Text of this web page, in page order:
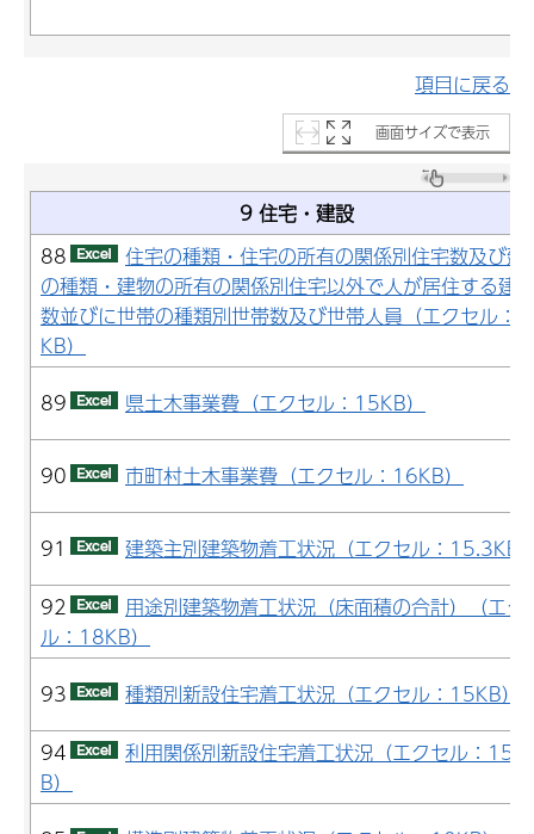
項目に戻る
画面サイズで表示
9 住宅・建設
88
住宅の種類・住宅の所有の関係別住宅数及び建
の種類・建物の所有の関係別住宅以外で人が居住する建
数並びに世帯の種類別世帯数及び世帯人員（エクセル：
KB）
89
県土木事業費（エクセル：15KB）
90 市町村土木事業費（エクセル：16KB）
91
建築主別建築物着工状況（エクセル：15.3KB
92
用途別建築物着工状況（床面積の合計）（エク
ル：18KB）
93
種類別新設住宅着工状況（エクセル：15KB）
94
利用関係別新設住宅着工状況（エクセル：15K
B）